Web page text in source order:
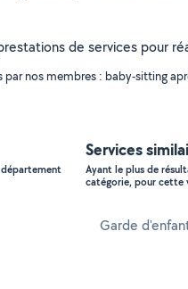
de services pour
nos membres : baby-sitting
Services
Ayant le plus de
catégorie, pour cette
Garde